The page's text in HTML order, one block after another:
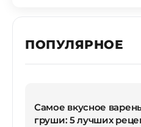
ПОПУЛЯРНОЕ
Самое вкусное
груши: 5 лучших